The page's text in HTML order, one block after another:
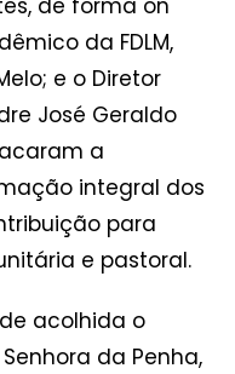
de forma on
da FDLM,
e o Diretor
José Geraldo
a
integral dos
para
e pastoral.
acolhida o
da Penha,